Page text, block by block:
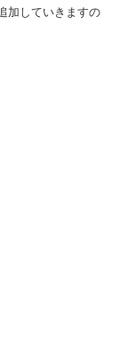
加していきますの